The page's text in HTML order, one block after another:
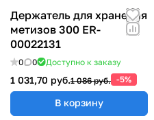
Держатель для хранения
метизов 300 ER-
00022131
0 0 Доступно к заказу
1 031,70 руб.1 086 руб. -5%
В корзину